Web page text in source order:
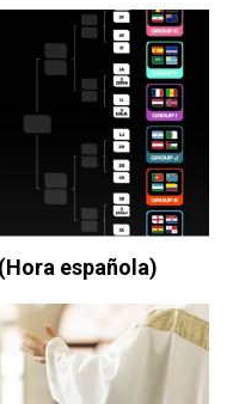
española)